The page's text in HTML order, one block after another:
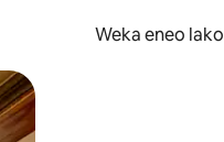
Weka eneo